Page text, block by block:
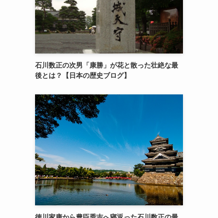
石川数正の次男「康勝」が花と散った壮絶な最
後とは？【日本の歴史ブログ】